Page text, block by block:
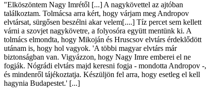
"Elköszöntem Nagy Imrétől [...] A nagykövettel az ajtóban
találkoztam. Tolmácsa arra kért, hogy várjam meg Andropov
elvtársat, sürgősen beszélni akar velem[....] Tíz percet sem kellett
várni a szovjet nagykövetre, a folyosóra együtt mentünk ki. A
tolmács elmondta, hogy Mikoján és Hruscsov elvtárs érdeklődött
utánam is, hogy hol vagyok. 'A többi magyar elvtárs már
biztonságban van. Vigyázzon, hogy Nagy Imre emberei el ne
fogják. Nógrádi elvtárs majd keresni fogja - mondotta Andropov -,
és mindenről tájékoztatja. Készüljön fel arra, hogy esetleg el kell
hagynia Budapestet.' [...]